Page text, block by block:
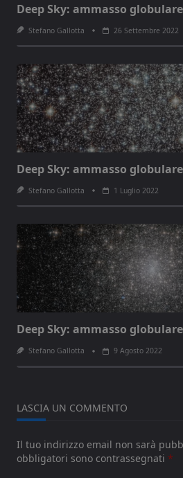
Deep Sky: ammasso globulare
Stefano Gallotta 26 Settembre 2022
Deep Sky: ammasso
Stefano Gallotta 1 Luglio 2022
Deep Sky: ammasso
Stefano Gallotta 9 Agosto 2022
LASCIA UN COMMENTO
Il tuo indirizzo email non sarà
obbligatori sono contrassegnati *